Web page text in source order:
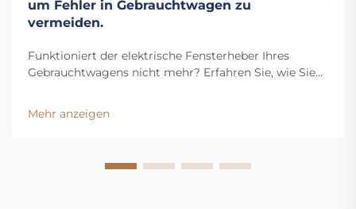
um Fehler in Gebrauchtwagen zu
vermeiden.
Funktioniert der elektrische Fensterheber Ihres
Gebrauchtwagens nicht mehr? Erfahren Sie, wie Sie
häufige Bedienungsfehler vermeiden. Entdecken Sie
jetzt die 3 entscheidenden Gewohnheiten, um Ihr
Mehr anzeigen